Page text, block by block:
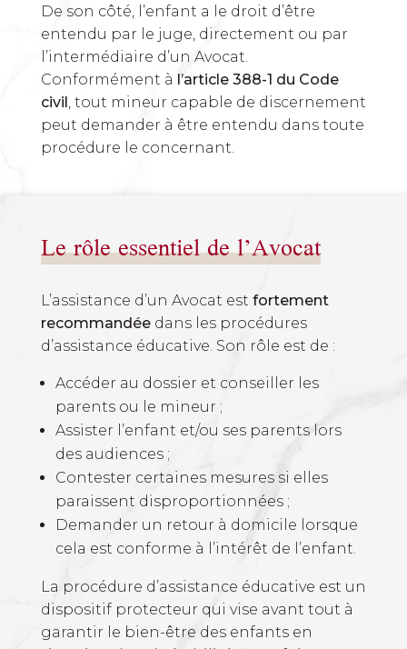
De son côté, l’enfant a le droit d’être
entendu par le juge, directement ou par
l’intermédiaire d’un Avocat.
Conformément à l’article 388-1 du Code
civil , tout mineur capable de discernement
peut demander à être entendu dans toute
procédure le concernant.
Le rôle essentiel de l’Avocat
L’assistance d’un Avocat est fortement
recommandéedans les procédures
d’assistance éducative. Son rôle est de :
Accéder au dossier et conseiller les
parents ou le mineur ;
Assister l’enfant et/ou ses parents lors
des audiences ;
Contester certaines mesures si elles
paraissent disproportionnées ;
Demander un retour à domicile lorsque
cela est conforme à l’intérêt de l’enfant.
La procédure d’assistance éducative est un
dispositif protecteur qui vise avant tout à
garantir le bien-être des enfants en